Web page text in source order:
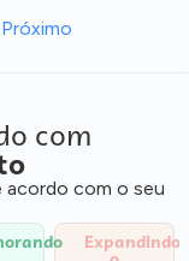
Próximo
com
acordo com o seu
Expandindo